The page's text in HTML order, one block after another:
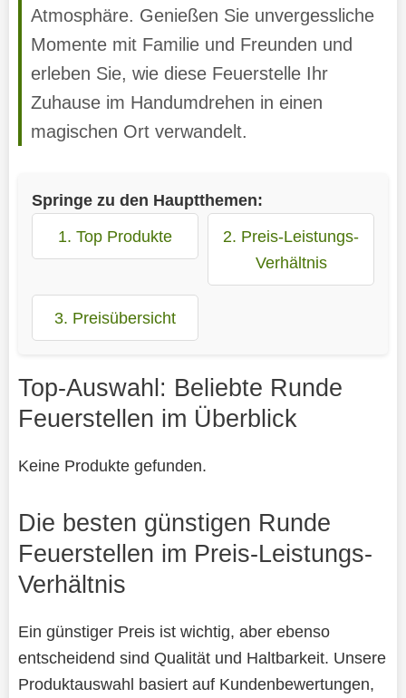
Atmosphäre. Genießen Sie unvergessliche
Momente mit Familie und Freunden und
erleben Sie, wie diese Feuerstelle Ihr
Zuhause im Handumdrehen in einen
magischen Ort verwandelt.
Springe zu den Hauptthemen:
1. Top Produkte
2. Preis-Leistungs-
Verhältnis
3. Preisübersicht
Top-Auswahl: Beliebte Runde
Feuerstellen im Überblick
Keine Produkte gefunden.
Die besten günstigen Runde
Feuerstellen im Preis-Leistungs-
Verhältnis
Ein günstiger Preis ist wichtig, aber ebenso
entscheidend sind Qualität und Haltbarkeit. Unsere
Produktauswahl basiert auf Kundenbewertungen,